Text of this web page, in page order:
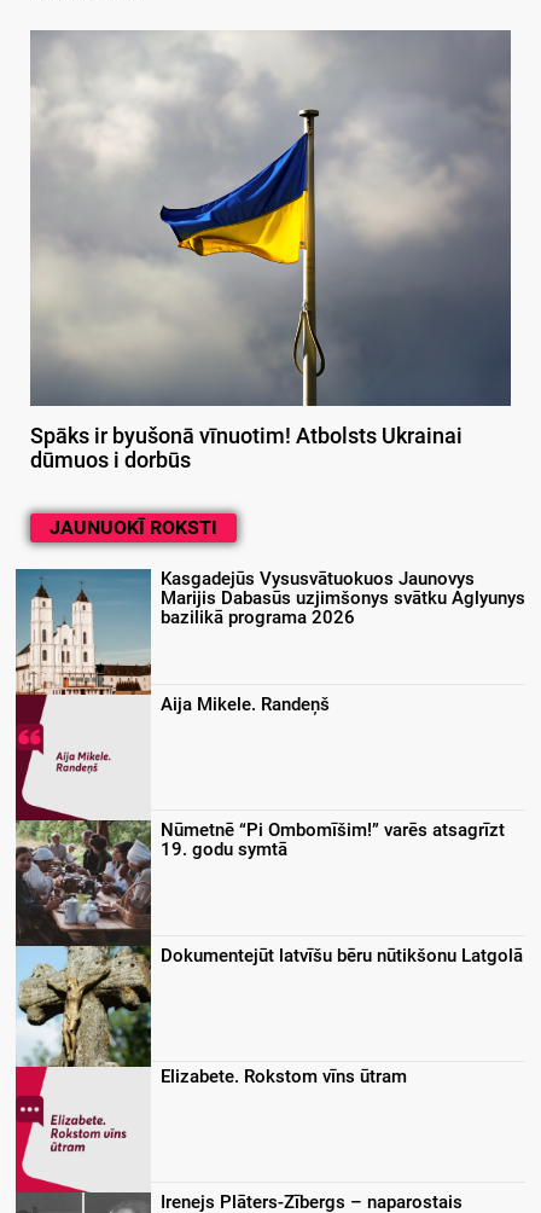
Spāks ir byušonā vīnuotim! Atbolsts Ukrainai
dūmuos i dorbūs
JAUNUOKĪ ROKSTI
Kasgadejūs Vysusvātuokuos Jaunovys
Marijis Dabasūs uzjimšonys svātku Aglyunys
bazilikā programa 2026
Aija Mikele. Randeņš
Nūmetnē “Pi Ombomīšim!” varēs atsagrīzt
19. godu symtā
Dokumentejūt latvīšu bēru nūtikšonu Latgolā
Elizabete. Rokstom vīns ūtram
Irenejs Plāters-Zībergs – naparostais